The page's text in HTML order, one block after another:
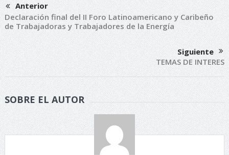
Anterior
Declaración final del II Foro Latinoamericano y Caribeño
de Trabajadoras y Trabajadores de la Energía
Siguiente
TEMAS DE INTERES
SOBRE EL AUTOR